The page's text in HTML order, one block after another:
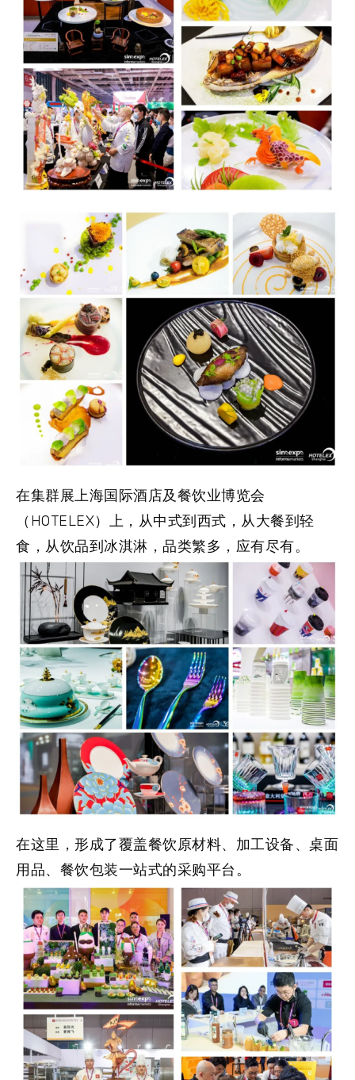
在集群展上海国际酒店及餐饮业博览会
（HOTELEX）上，从中式到西式，从大餐到轻
食，从饮品到冰淇淋，品类繁多，应有尽有。
在这里，形成了覆盖餐饮原材料、加工设备、桌面
用品、餐饮包装一站式的采购平台。